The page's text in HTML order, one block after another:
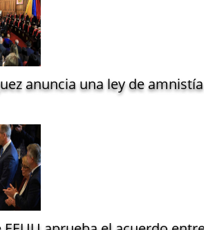
anuncia una ley de amnistía